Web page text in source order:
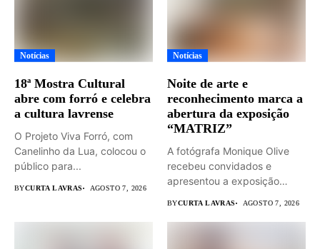
Notícias
18ª Mostra Cultural
abre com forró e celebra
a cultura lavrense
O Projeto Viva Forró, com
Canelinho da Lua, colocou o
público para...
BYCURTA LAVRAS AGOSTO 7, 2026
Notícias
Noite de arte e
reconhecimento marca a
abertura da exposição
“MATRIZ”
A fotógrafa Monique Olive
recebeu convidados e
apresentou a exposição
BYCURTA LAVRAS AGOSTO 7, 2026